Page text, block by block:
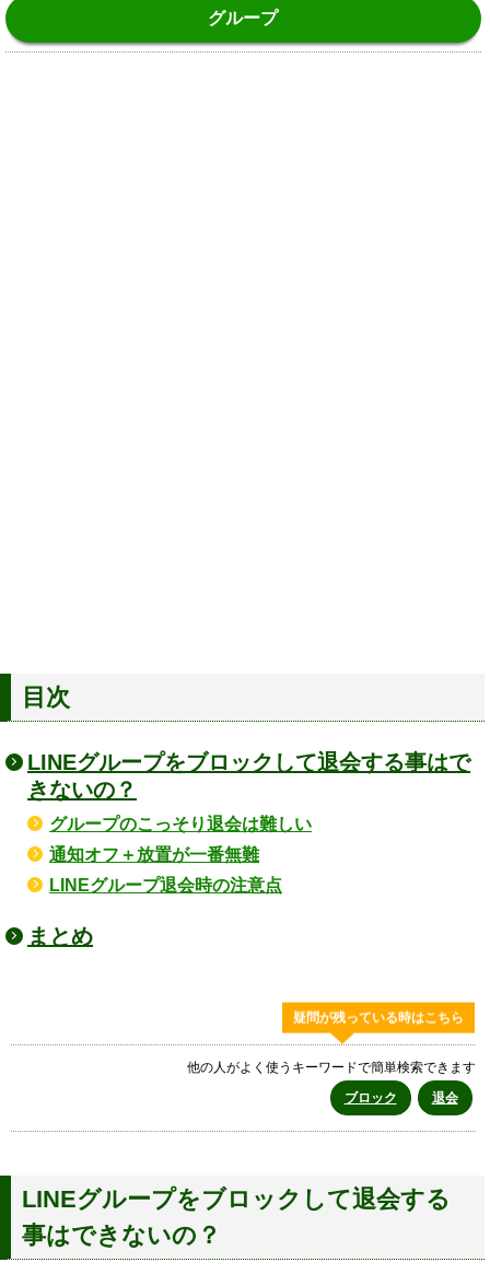
グループ
目次
LINEグループをブロックして退会する事はで
きないの？
グループのこっそり退会は難しい
通知オフ＋放置が一番無難
LINEグループ退会時の注意点
まとめ
疑問が残っている時はこちら
他の人がよく使うキーワードで簡単検索できます
ブロック
退会
LINEグループをブロックして退会する
事はできないの？